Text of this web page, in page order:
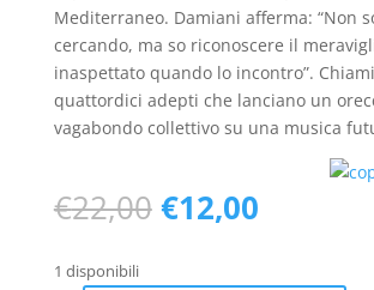
Mediterraneo. Damiani afferma: “Non
cercando, ma so riconoscere il
inaspettato quando lo incontro”.
quattordici adepti che lanciano un
vagabondo collettivo su una musica
€22,00 Il
prezzo
€12,00Il
1 disponibili